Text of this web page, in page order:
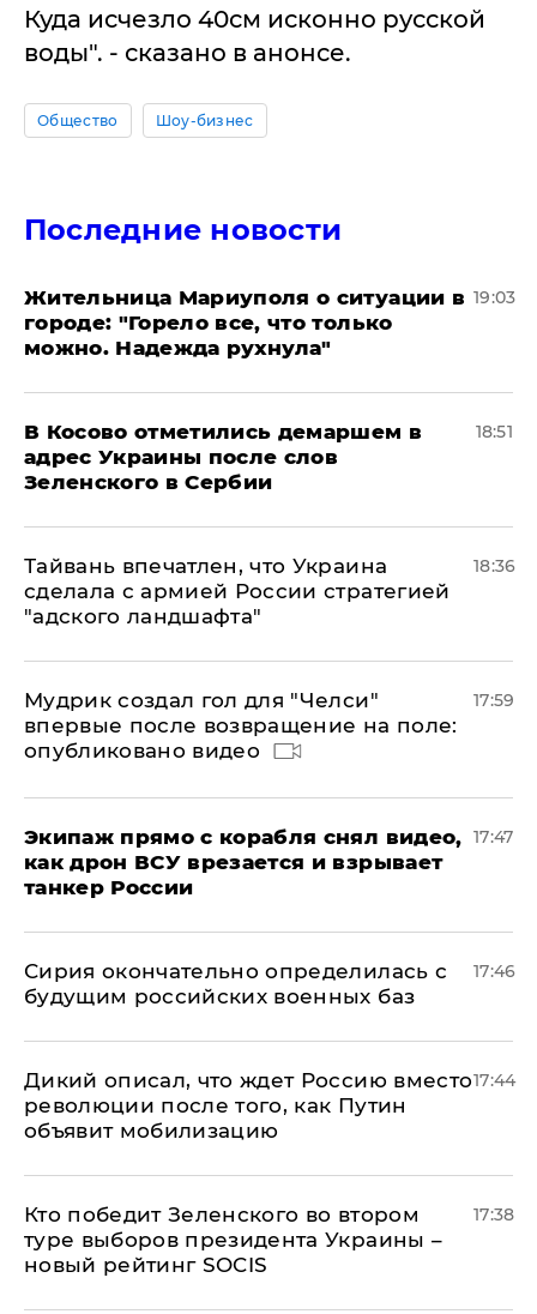
Куда исчезло 40см исконно русской
воды". - сказано в анонсе.
Общество Шоу-бизнес
Последние новости
Жительница Мариуполя о ситуации в
городе: "Горело все, что только
можно. Надежда рухнула"
19:03
В Косово отметились демаршем в
адрес Украины после слов
Зеленского в Сербии
18:51
Тайвань впечатлен, что Украина
сделала с армией России стратегией
"адского ландшафта"
18:36
Мудрик создал гол для "Челси"
впервые после возвращение на поле:
опубликовано видео
17:59
Экипаж прямо с корабля снял видео,
как дрон ВСУ врезается и взрывает
танкер России
17:47
Сирия окончательно определилась с
будущим российских военных баз
17:46
Дикий описал, что ждет Россию вместо
революции после того, как Путин
объявит мобилизацию
17:44
Кто победит Зеленского во втором
туре выборов президента Украины –
новый рейтинг SOCIS
17:38